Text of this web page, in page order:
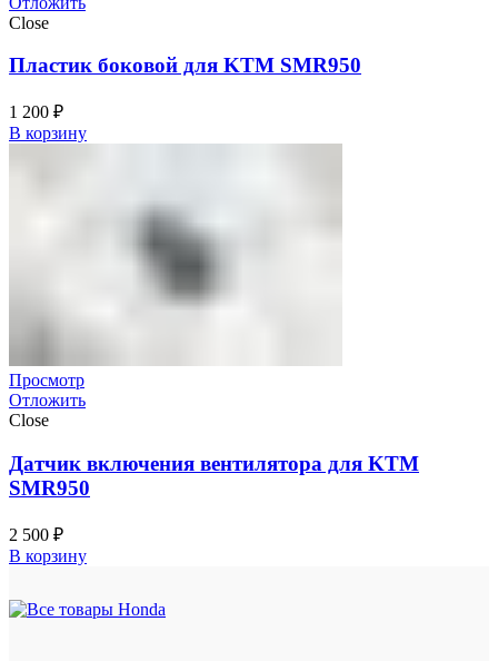
Close
Пластик боковой для KTM SMR950
1 200 ₽
В корзину
Просмотр
Отложить
Close
Датчик включения вентилятора для KTM
SMR950
2 500 ₽
В корзину